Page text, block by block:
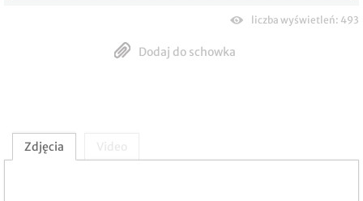
Zdjęcia
liczba wyświetleń: 493
Dodaj do schowka